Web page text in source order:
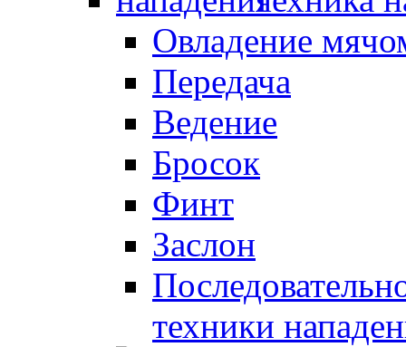
Овладение
Передача
Ведение
Бросок
Финт
Заслон
техники